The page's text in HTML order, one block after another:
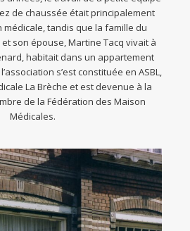
de chaussée était principalement
médicale, tandis que la famille du
son épouse, Martine Tacq vivait à
habitait dans un appartement
s’est constituée en ASBL,
La Brèche et est devenue à la
de la Fédération des Maison
Médicales.